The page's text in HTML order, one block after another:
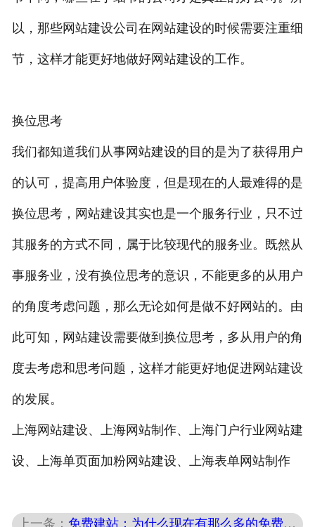
以，那些网站建设公司在网站建设的时候需要注重细
节，这样才能更好地做好网站建设的工作。
换位思考
我们都知道我们从事网站建设的目的是为了获得用户
的认可，提高用户体验度，但是现在的人最难得的是
换位思考，网站建设其实也是一个服务行业，只不过
其服务的方式不同，属于比较现代的服务业。既然从
事服务业，没有换位思考的意识，不能更多的从用户
的角度考虑问题，那么无论如何是做不好网站的。由
此可知，网站建设需要做到换位思考，多从用户的角
度去考虑和思考问题，这样才能更好地促进网站建设
的发展。
上海网站建设、上海网站制作、上海门户行业网站建
设、上海单页面加粉网站建设、上海表单网站制作
上一条： 免费建站：为什么现在有那么多的免费网站！